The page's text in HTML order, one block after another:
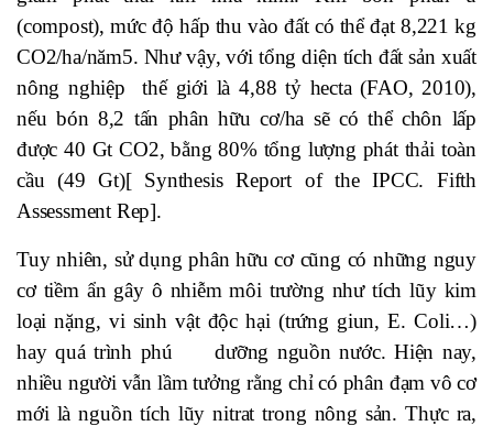
(compost), mức độ hấp thu vào đất có thể đạt 8,221 kg
CO2/ha/năm5. Như vậy, với tổng diện tích đất sản xuất
nông nghiệp thế giới là 4,88 tỷ hecta (FAO, 2010),
nếu bón 8,2 tấn phân hữu cơ/ha sẽ có thể chôn lấp
được 40 Gt CO2, bằng 80% tổng lượng phát thải toàn
cầu (49 Gt)[ Synthesis Report of the IPCC. Fifth
Assessment Rep].
Tuy nhiên, sử dụng phân hữu cơ cũng có những nguy
cơ tiềm ẩn gây ô nhiễm môi trường như tích lũy kim
loại nặng, vi sinh vật độc hại (trứng giun, E. Coli…)
hay quá trình phú dưỡng nguồn nước. Hiện nay,
nhiều người vẫn lầm tưởng rằng chỉ có phân đạm vô cơ
mới là nguồn tích lũy nitrat trong nông sản. Thực ra,